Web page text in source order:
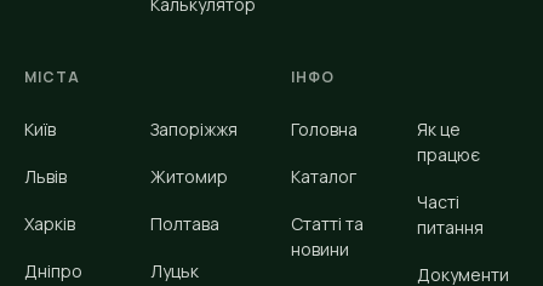
МІСТА
Київ
Львів
Харків
Дніпро
Запоріжжя
Житомир
Полтава
Луцьк
ІНФО
Головна
Каталог
Статті та
новини
Як це
працює
Часті
питання
Документи